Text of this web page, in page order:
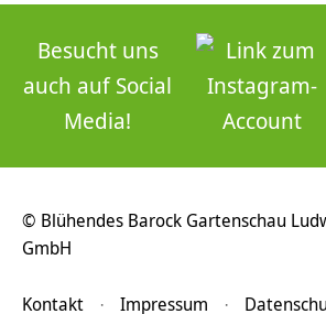
Besucht uns
auch auf Social
Media!
© Blühendes Barock Gartenschau
GmbH
Kontakt Impressum